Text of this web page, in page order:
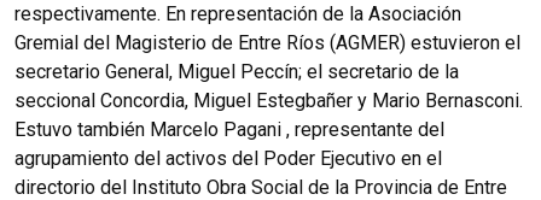
respectivamente. En representación de la Asociación
Gremial del Magisterio de Entre Ríos (AGMER) estuvieron el
secretario General, Miguel Peccín; el secretario de la
seccional Concordia, Miguel Estegbañer y Mario Bernasconi.
Estuvo también Marcelo Pagani , representante del
agrupamiento del activos del Poder Ejecutivo en el
directorio del Instituto Obra Social de la Provincia de Entre